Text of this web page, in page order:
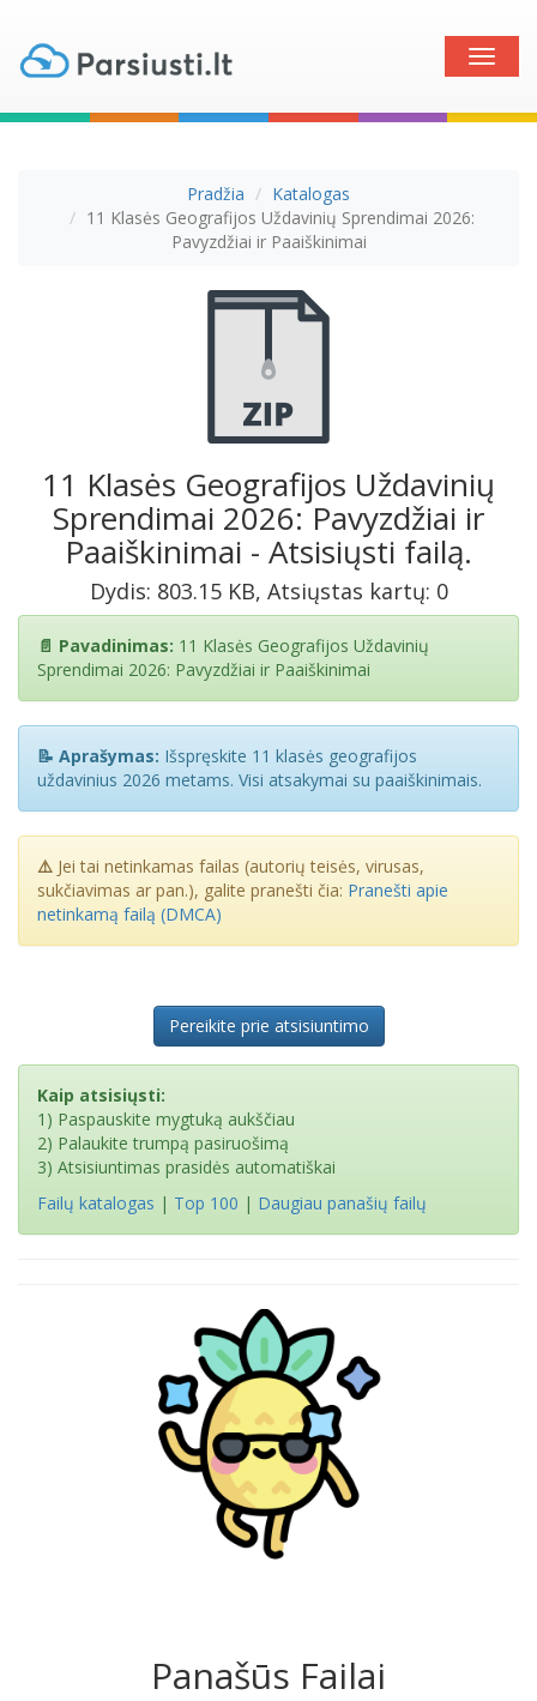
Toggle
Pradžia
Katalogas
11 Klasės Geografijos Uždavinių Sprendimai 2026:
Pavyzdžiai ir Paaiškinimai
11 Klasės Geografijos Uždavinių
Sprendimai 2026: Pavyzdžiai ir
Paaiškinimai - Atsisiųsti failą.
Dydis: 803.15 KB, Atsiųstas kartų: 0
📄 Pavadinimas: 11 Klasės Geografijos Uždavinių
Sprendimai 2026: Pavyzdžiai ir Paaiškinimai
📝 Aprašymas: Išspręskite 11 klasės geografijos
uždavinius 2026 metams. Visi atsakymai su paaiškinimais.
⚠️ Jei tai netinkamas failas (autorių teisės, virusas,
sukčiavimas ar pan.), galite pranešti čia: Pranešti apie
netinkamą failą (DMCA)
Pereikite prie atsisiuntimo
Kaip atsisiųsti:
1) Paspauskite mygtuką aukščiau
2) Palaukite trumpą pasiruošimą
3) Atsisiuntimas prasidės automatiškai
Failų katalogas | Top 100 | Daugiau panašių failų
Panašūs Failai